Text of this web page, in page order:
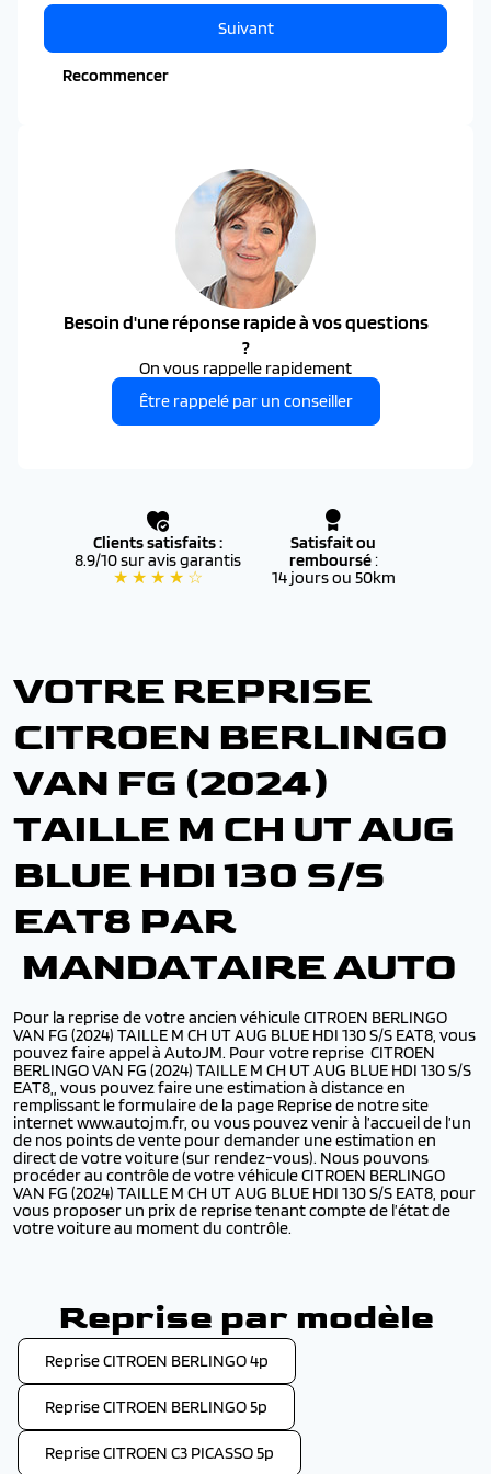
Recommencer
Suivant
Besoin d'une réponse rapide à vos questions
?
On vous rappelle rapidement
Être rappelé par un conseiller
Clients satisfaits :
8.9/10 sur avis garantis
★ ★ ★ ★ ☆
Satisfait ou
remboursé:
14 jours ou 50km
VOTRE REPRISE
CITROEN BERLINGO
VAN FG (2024)
TAILLE M CH UT AUG
BLUE HDI 130 S/S
EAT8 PAR
MANDATAIRE AUTO
Pour la reprise de votre ancien véhicule CITROEN BERLINGO
VAN FG (2024) TAILLE M CH UT AUG BLUE HDI 130 S/S EAT8, vous
pouvez faire appel à AutoJM. Pour votre reprise CITROEN
BERLINGO VAN FG (2024) TAILLE M CH UT AUG BLUE HDI 130 S/S
EAT8,, vous pouvez faire une estimation à distance en
remplissant le formulaire de la page Reprise de notre site
internet www.autojm.fr, ou vous pouvez venir à l’accueil de l’un
de nos points de vente pour demander une estimation en
direct de votre voiture (sur rendez-vous). Nous pouvons
procéder au contrôle de votre véhicule CITROEN BERLINGO
VAN FG (2024) TAILLE M CH UT AUG BLUE HDI 130 S/S EAT8, pour
vous proposer un prix de reprise tenant compte de l’état de
votre voiture au moment du contrôle.
Reprise par modèle
Reprise CITROEN BERLINGO 4p
Reprise CITROEN BERLINGO 5p
Reprise CITROEN C3 PICASSO 5p